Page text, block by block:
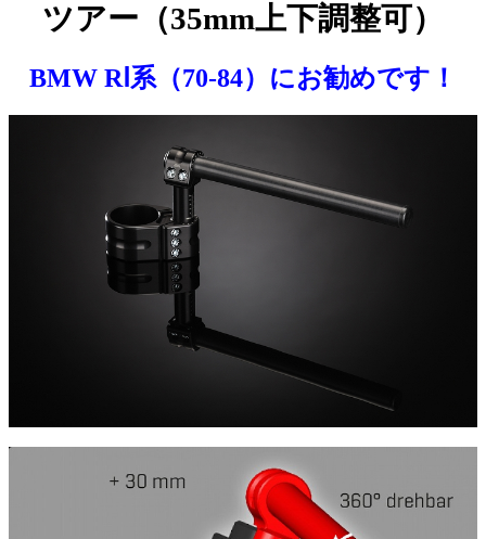
ツアー（35mm上下調整可）
BMW RⅠ系（70-84）にお勧めです！